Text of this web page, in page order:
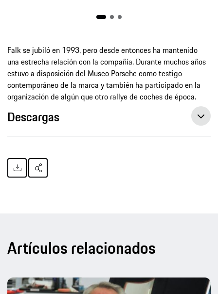
Falk se jubiló en 1993, pero desde entonces ha mantenido
una estrecha relación con la compañía. Durante muchos años
estuvo a disposición del Museo Porsche como testigo
contemporáneo de la marca y también ha participado en la
organización de algún que otro rallye de coches de época.
Descargas
Artículos relacionados